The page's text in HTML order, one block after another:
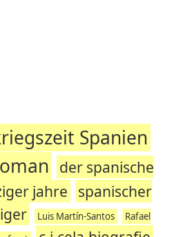
Spanien
der spanische
jahre spanischer
Luis Martín-Santos
Rafael